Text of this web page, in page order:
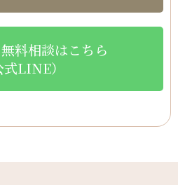
料相談はこちら
式LINE）